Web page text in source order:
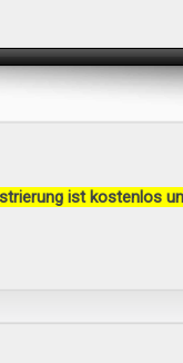
ist kostenlos